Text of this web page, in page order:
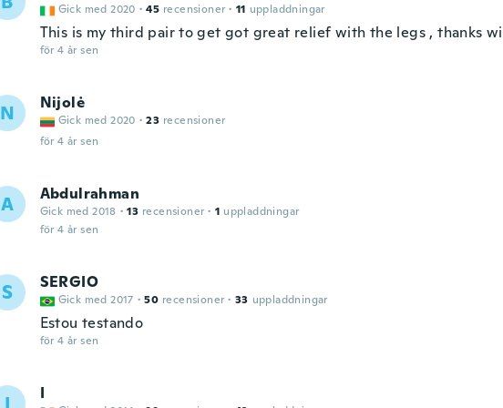
Gick med 2020 · 45 recensioner · 11 uppladdningar
This is my third pair to get got great relief with the legs , thanks
för 4 år sen
N Nijolė
Gick med 2020 · 23 recensioner
för 4 år sen
A Abdulrahman
Gick med 2018 · 13 recensioner · 1 uppladdningar
för 4 år sen
S SERGIO
Gick med 2017 · 50 recensioner · 33 uppladdningar
Estou testando
för 4 år sen
I